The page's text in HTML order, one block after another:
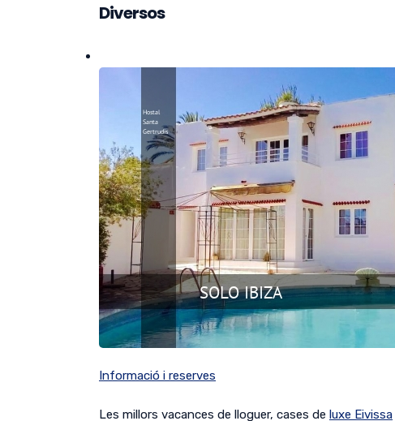
Diversos
Informació i reserves
Les millors vacances de lloguer, cases de luxe Eivissa